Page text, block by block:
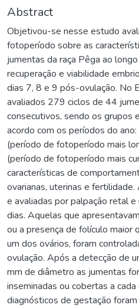
Abstract
Objetivou-se nesse estudo
fotoperíodo sobre as
jumentas da raça Pêga ao
recuperação e viabilidade
dias 7, 8 e 9 pós-ovulação. No
avaliados 279 ciclos de 44
consecutivos, sendo os grupos
acordo com os períodos do
(período de fotoperíodo mais
(período de fotoperíodo mais
características de
ovarianas, uterinas e
e avaliadas por palpação retal
dias. Aquelas que
ou a presença de folículo
um dos ovários, foram
ovulação. Após a detecção de
mm de diâmetro as jumentas
inseminadas ou cobertas a
diagnósticos de gestação